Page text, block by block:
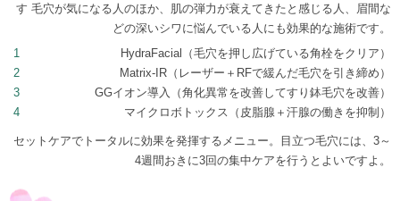
す 毛穴が気になる人のほか、肌の弾力が衰えてきたと感じる人、眉間な
どの深いシワに悩んでいる人にも効果的な施術です。
HydraFacial（毛穴を押し広げている角栓をクリア）
Matrix‐IR（レーザー＋RFで緩んだ毛穴を引き締め）
GGイオン導入（角化異常を改善してすり鉢毛穴を改善）
マイクロボトックス（皮脂腺＋汗腺の働きを抑制）
セットケアでトータルに効果を発揮するメニュー。目立つ毛穴には、3～
4週間おきに3回の集中ケアを行うとよいですよ。